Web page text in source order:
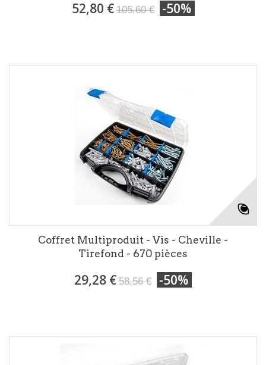
52,80 € 105,60 € -50%
Coffret Multiproduit - Vis - Cheville -
Tirefond - 670 pièces
29,28 € 58,56 € -50%